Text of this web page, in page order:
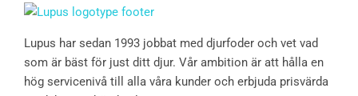
Lupus har sedan 1993 jobbat med djurfoder och vet vad
som är bäst för just ditt djur. Vår ambition är att hålla en
hög servicenivå till alla våra kunder och erbjuda prisvärda